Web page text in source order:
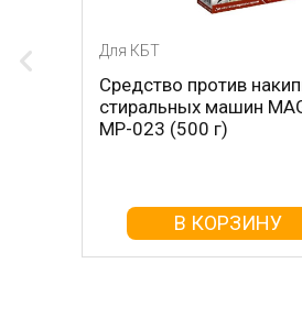
Для КБТ
Средство против
стиральных машин
MP-023 (500 г)
В КОРЗИНУ
Для КБТ
Средство против
стиральных машин
(500 г)
В КОРЗИНУ